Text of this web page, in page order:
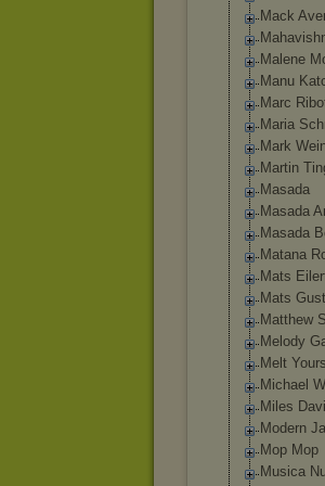
Mack
Malene
Manu
Marc
Maria
Mark
Martin
Masada
Masada
Masada
Matana
Mats
Mats
Matthew
Melody
Melt
Michael
Miles
Modern
Mop Mop
Musica